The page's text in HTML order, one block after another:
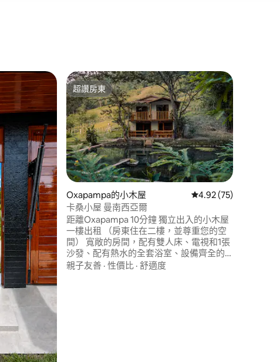
5 分）
超讚房東
超讚房東
Oxapampa的小木屋 從 75 則評價中獲得
4.92 (75)
卡桑小屋 曼南西亞爾
距離Oxapampa 10分鐘 獨立出入的小木屋
一樓出租 （房東住在二樓，並尊重您的空
間） 寬敞的房間，配有雙人床、電視和1張
沙發、配有熱水的全套浴室、設備齊全的
廚房（與露臺相連）、2個燃燒器的瓦斯爐
親子友善 · 性價比 · 舒適度